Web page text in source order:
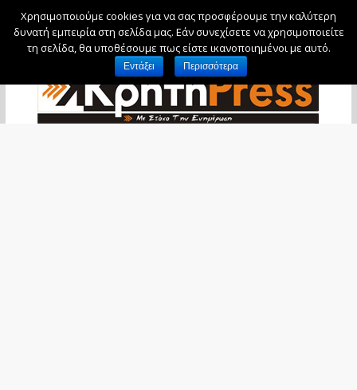
Δευτέρα, 10 Αυγούστου, 2026
Χρησιμοποιούμε cookies για να σας προσφέρουμε την καλύτερη
δυνατή εμπειρία στη σελίδα μας. Εάν συνεχίσετε να χρησιμοποιείτε
τη σελίδα, θα υποθέσουμε πως είστε ικανοποιημένοι με αυτό.
Εντάξει Περισσότερα